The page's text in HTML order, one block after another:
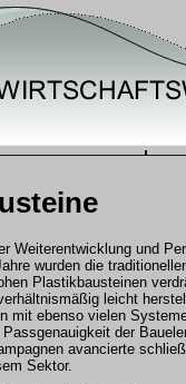
Weiterentwicklung und
wurden die
Plastikbausteinen
leicht
mit ebenso vielen
der
avancierte
Sektor.